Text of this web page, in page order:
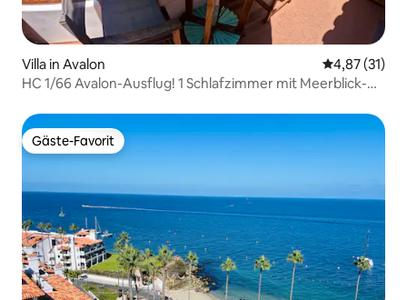
Villa in Avalon
4,87 (31)
HC 1/66 Avalon-Ausflug! 1 Schlafzimmer mit Meerblick-
Gäste-Favorit
Gäste-Favorit